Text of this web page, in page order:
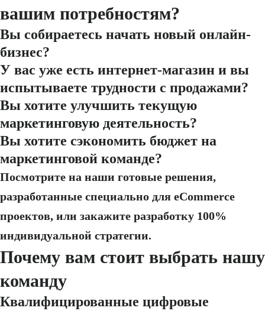
вашим потребностям?
Вы собираетесь начать новый онлайн-
бизнес?
У вас уже есть интернет-магазин и вы
испытываете трудности с продажами?
Вы хотите улучшить текущую
маркетинговую деятельность?
Вы хотите сэкономить бюджет на
маркетинговой команде?
Посмотрите на наши готовые решения,
разработанные специально для eCommerce
проектов, или закажите разработку 100%
индивидуальной стратегии.
Почему вам стоит выбрать нашу
команду
Квалифицированные цифровые